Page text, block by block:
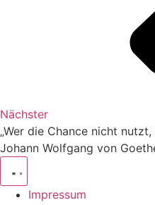
Nächster
„Wer die Chance nicht
Johann Wolfgang von
Impressum